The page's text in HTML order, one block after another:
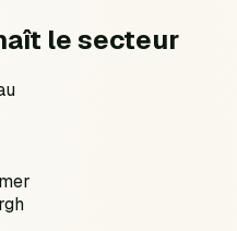
le secteur